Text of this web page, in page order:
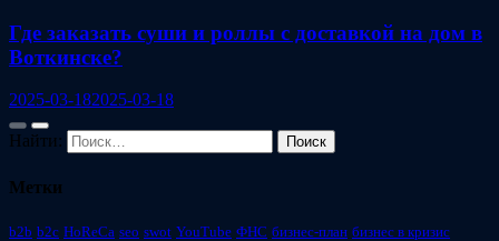
Где заказать суши и роллы с доставкой на дом в
Воткинске?
2025-03-182025-03-18
Найти:
Метки
b2b b2c HoReCa seo swot YouTube ФНС бизнес-план бизнес в кризис